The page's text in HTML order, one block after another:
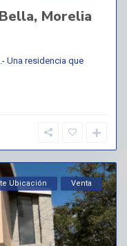
Morelia
Una residencia que
Ubicación Venta